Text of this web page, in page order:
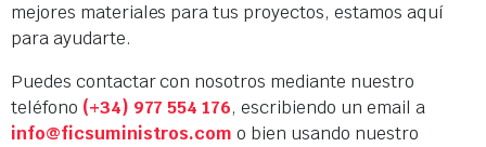
mejores materiales para tus proyectos, estamos aquí
para ayudarte.
Puedes contactar con nosotros mediante nuestro
teléfono (+34) 977 554 176, escribiendo un email a
info@ficsuministros.com o bien usando nuestro